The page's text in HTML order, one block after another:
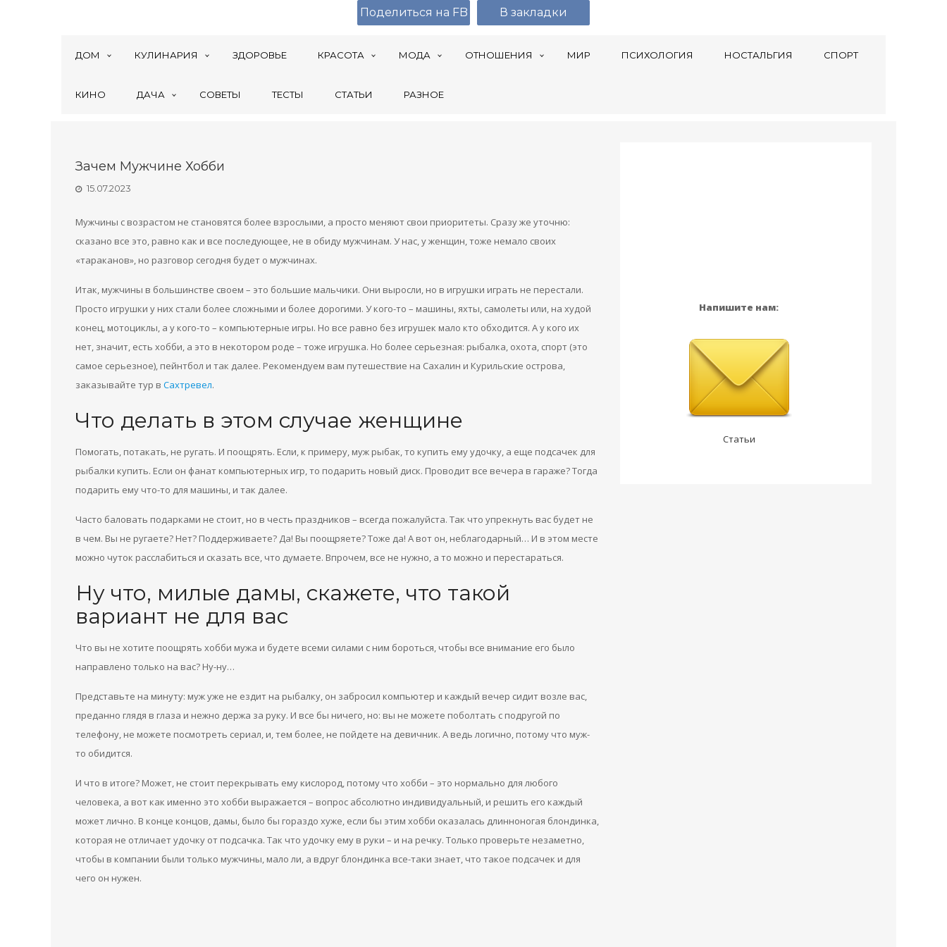
ДОМ КУЛИНАРИЯ ЗДОРОВЬЕ КРАСОТА МОДА ОТНОШЕНИЯ МИР ПСИХОЛОГИЯ НОСТАЛЬГИЯ СПОРТ
КИНО ДАЧА СОВЕТЫ ТЕСТЫ СТАТЬИ РАЗНОЕ
Зачем Мужчине Хобби
15.07.2023
Мужчины с возрастом не становятся более взрослыми, а просто меняют свои приоритеты. Сразу же уточню:
сказано все это, равно как и все последующее, не в обиду мужчинам. У нас, у женщин, тоже немало своих
«тараканов», но разговор сегодня будет о мужчинах.
Итак, мужчины в большинстве своем – это большие мальчики. Они выросли, но в игрушки играть не перестали.
Просто игрушки у них стали более сложными и более дорогими. У кого-то – машины, яхты, самолеты или, на худой
конец, мотоциклы, а у кого-то – компьютерные игры. Но все равно без игрушек мало кто обходится. А у кого их
нет, значит, есть хобби, а это в некотором роде – тоже игрушка. Но более серьезная: рыбалка, охота, спорт (это
самое серьезное), пейнтбол и так далее. Рекомендуем вам путешествие на Сахалин и Курильские острова,
заказывайте тур в Сахтревел.
Что делать в этом случае женщине
Помогать, потакать, не ругать. И поощрять. Если, к примеру, муж рыбак, то купить ему удочку, а еще подсачек для
рыбалки купить. Если он фанат компьютерных игр, то подарить новый диск. Проводит все вечера в гараже? Тогда
подарить ему что-то для машины, и так далее.
Часто баловать подарками не стоит, но в честь праздников – всегда пожалуйста. Так что упрекнуть вас будет не
в чем. Вы не ругаете? Нет? Поддерживаете? Да! Вы поощряете? Тоже да! А вот он, неблагодарный… И в этом месте
можно чуток расслабиться и сказать все, что думаете. Впрочем, все не нужно, а то можно и перестараться.
Ну что, милые дамы, скажете, что такой
вариант не для вас
Что вы не хотите поощрять хобби мужа и будете всеми силами с ним бороться, чтобы все внимание его было
направлено только на вас? Ну-ну…
Представьте на минуту: муж уже не ездит на рыбалку, он забросил компьютер и каждый вечер сидит возле вас,
преданно глядя в глаза и нежно держа за руку. И все бы ничего, но: вы не можете поболтать с подругой по
телефону, не можете посмотреть сериал, и, тем более, не пойдете на девичник. А ведь логично, потому что муж-
то обидится.
И что в итоге? Может, не стоит перекрывать ему кислород, потому что хобби – это нормально для любого
человека, а вот как именно это хобби выражается – вопрос абсолютно индивидуальный, и решить его каждый
может лично. В конце концов, дамы, было бы гораздо хуже, если бы этим хобби оказалась длинноногая блондинка,
которая не отличает удочку от подсачка. Так что удочку ему в руки – и на речку. Только проверьте незаметно,
чтобы в компании были только мужчины, мало ли, а вдруг блондинка все-таки знает, что такое подсачек и для
чего он нужен.
Напишите нам:
Статьи
Поделиться на FB В закладки